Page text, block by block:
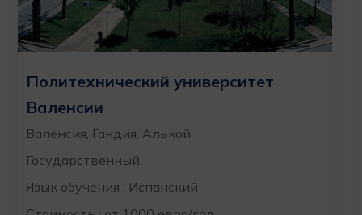
Политехнический университет
Валенсии
Валенсия, Гандия, Алькой
Государственный
Язык обучения : Испанский